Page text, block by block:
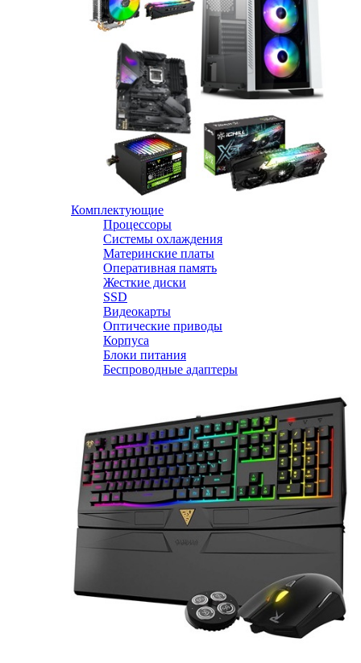
Комплектующие
Процессоры
Системы охлаждения
Материнские платы
Оперативная память
Жесткие диски
SSD
Видеокарты
Оптические приводы
Корпуса
Блоки питания
Беспроводные адаптеры